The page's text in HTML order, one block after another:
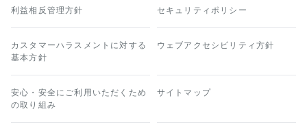
利益相反管理方針 セキュリティポリシー
カスタマーハラスメントに対する
基本方針
ウェブアクセシビリティ方針
安心・安全にご利用いただくため
の取り組み
サイトマップ